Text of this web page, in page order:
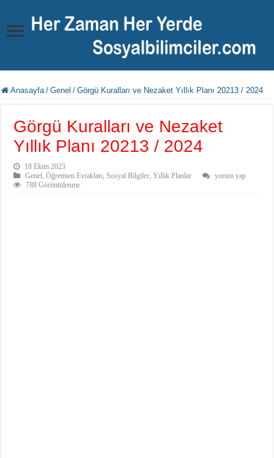
Anasayfa / Genel / Görgü Kuralları ve Nezaket Yıllık Planı 20213 / 2024
Görgü Kuralları ve Nezaket
Yıllık Planı 20213 / 2024
18 Ekim 2023
Genel ,Öğretmen Evrakları Sosyal Bilgiler ,Yıllık Planlar
yorum yap
788 Görüntülenme